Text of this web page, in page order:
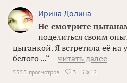
Ирина Долина
Не смотрите
поделиться своим
цыганкой. Я встретила её на
белого ...“ – читать далее
5355 просмотров  3 12